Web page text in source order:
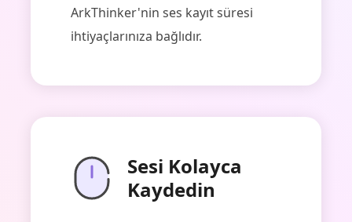
ArkThinker'nin ses kayıt süresi
ihtiyaçlarınıza bağlıdır.
Sesi Kolayca
Kaydedin